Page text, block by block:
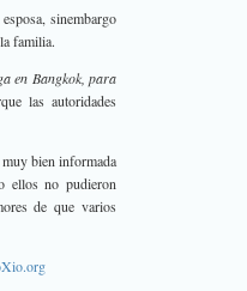
sinembargo
familia.
en Bangkok, para
las autoridades
bien informada
ellos no pudieron
de que varios